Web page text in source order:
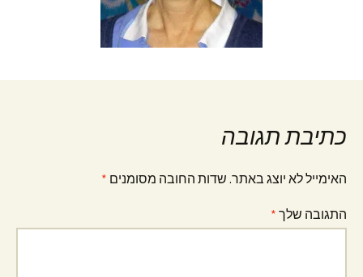
כתיבת תגובה
האימייל לא יוצג באתר. שדות החובה מסומנים *
התגובה שלך *